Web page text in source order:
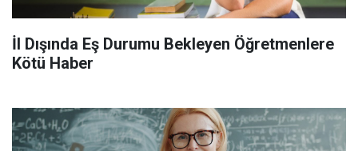
İl Dışında Eş Durumu Bekleyen Öğretmenlere
Kötü Haber